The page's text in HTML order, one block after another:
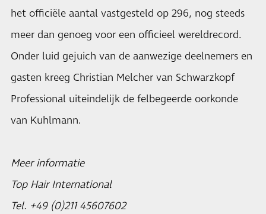
het officiële aantal vastgesteld op 296, nog steeds
meer dan genoeg voor een officieel wereldrecord.
Onder luid gejuich van de aanwezige deelnemers en
gasten kreeg Christian Melcher van Schwarzkopf
Professional uiteindelijk de felbegeerde oorkonde
van Kuhlmann.
Meer informatie
Top Hair International
Tel. +49 (0)211 45607602